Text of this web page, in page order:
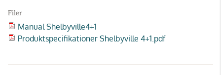
Filer
Manual Shelbyville4+1
Produktspecifikationer Shelbyville 4+1.pdf